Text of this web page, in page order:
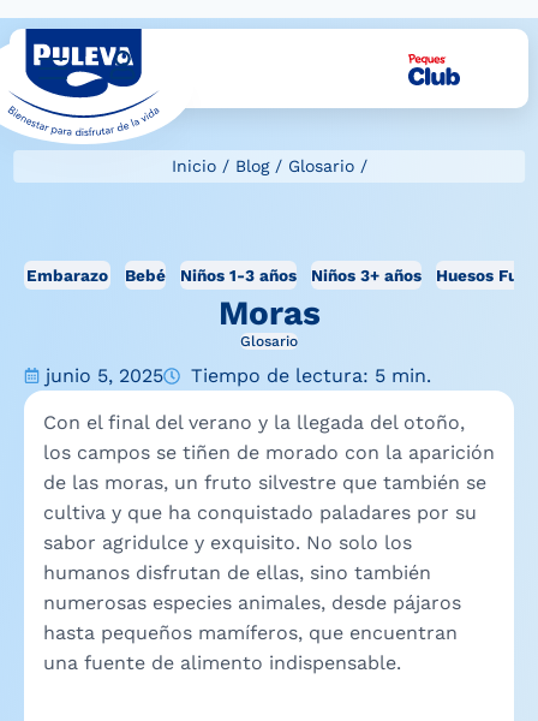
Inicio/ Blog/ Glosario/
Embarazo Bebé Niños 1-3 años Niños 3+ años Huesos
Moras
Glosario
junio 5, 2025 Tiempo de lectura: 5 min.
Con el final del verano y la llegada del otoño,
los campos se tiñen de morado con la aparición
de las moras, un fruto silvestre que también se
cultiva y que ha conquistado paladares por su
sabor agridulce y exquisito. No solo los
humanos disfrutan de ellas, sino también
numerosas especies animales, desde pájaros
hasta pequeños mamíferos, que encuentran
una fuente de alimento indispensable.